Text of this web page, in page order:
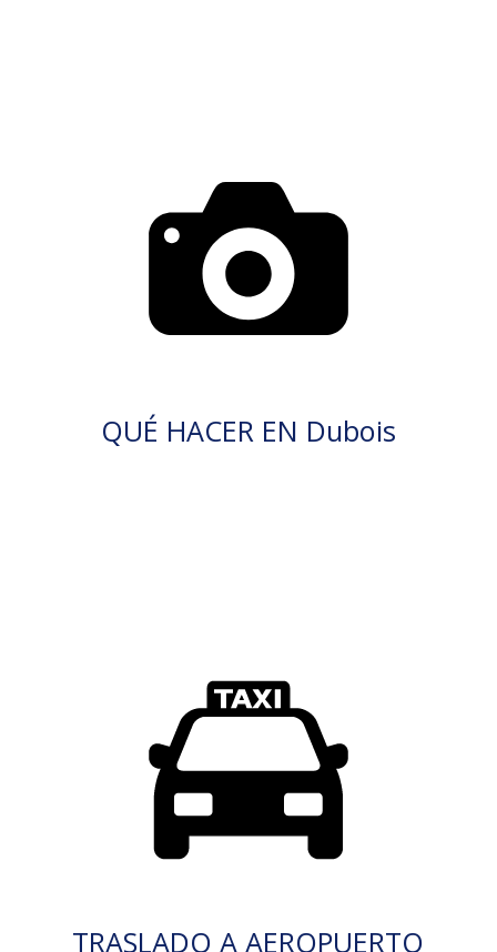
QUÉ HACER EN Dubois
TRASLADO A AEROPUERTO